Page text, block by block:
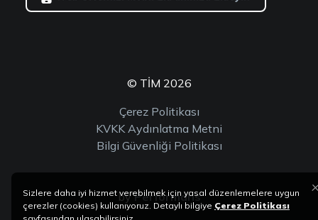
© TİM 2026
Çerez Politikası
KVKK Aydınlatma Metni
Bilgi Güvenliği Politikası
byPerformans
Sizlere daha iyi hizmet verebilmek için yasal düzenlemelere uygun
çerezler (cookies) kullanıyoruz. Detaylı bilgiye Çerez Politikası